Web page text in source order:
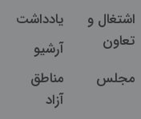
اشتغال و
تعاون
یادداشت
آرشیو
مجلس
مناطق
آزاد